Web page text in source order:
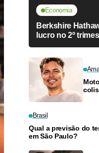
Economia
Berkshire
lucro no 2º
Brasil
Qual a previsão do
em São Paulo?